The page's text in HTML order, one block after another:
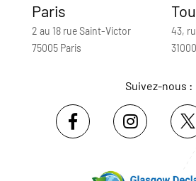
Paris
2 au 18 rue Saint-Victor
75005 Paris
43,
Suivez-nous :